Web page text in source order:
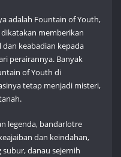
adalah Fountain of Youth,
memberikan
keabadian kepada
perairannya. Banyak
of Youth di
tetap menjadi misteri,
legenda, bandarlotre
dan keindahan,
danau sejernih